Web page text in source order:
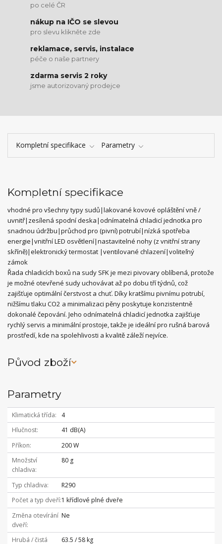
po celé ČR
nákup na IČO se slevou
pro slevu klikněte zde
reklamace, servis, instalace
péče o naše partnery
zdarma servis 2 roky
jsme autorizovaný prodejce
Kompletní specifikace Parametry
Kompletní specifikace
vhodné pro všechny typy sudů|lakované kovové opláštění vně /
uvnitř|zesílená spodní deska|odnímatelná chladicí jednotka pro
snadnou údržbu|průchod pro (pivní) potrubí|nízká spotřeba
energie|vnitřní LED osvětlení|nastavitelné nohy (z vnitřní strany
skříně)|elektronický termostat |ventilované chlazení|voliteľný
zámok
Řada chladicích boxů na sudy SFK je mezi pivovary oblíbená, protože
je možné otevřené sudy uchovávat až po dobu tří týdnů, což
zajišťuje optimální čerstvost a chuť. Díky kratšímu pivnímu potrubí,
nižšímu tlaku CO2 a minimalizaci pěny poskytuje konzistentně
dokonalé čepování. Jeho odnímatelná chladicí jednotka zajišťuje
rychlý servis a minimální prostoje, takže je ideální pro rušná barová
prostředí, kde na spolehlivosti a kvalitě záleží nejvíce.
Původ zboží
Parametry
Klimatická třída
4
Hlučnost
41 dB(A)
Příkon
200 W
Množství
chladiva
80 g
Typ chladiva
R290
Počet a typ dveří 1 křídlové plné dveře
Změna otevírání
dveří
Ne
Hrubá / čistá 63.5 / 58 kg